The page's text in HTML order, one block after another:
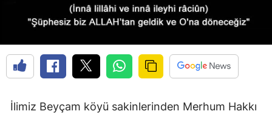
Elazığ
Erzincan
Erzurum
Eskişehir
Gaziantep
İlimiz Beyçam köyü sakinlerinden Merhum Hakkı